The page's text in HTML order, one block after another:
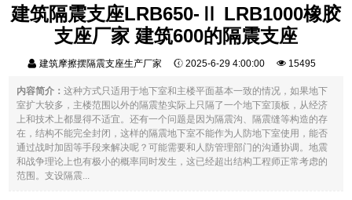
建筑隔震支座LRB650-Ⅱ LRB1000橡胶
支座厂家 建筑600的隔震支座
建筑摩擦摆隔震支座生产厂家 2025-6-29 4:00:00 15495
内容简介：这种方式只适用于地下室和主楼平面基本一致的情况，如果地下
室扩大较多，主楼范围以外的隔震垫实际上只隔了一个地下室顶板，从经济
上和技术上都显得不适宜。还有一个问题是因为隔震沟、隔震缝等构造的存
在，结构不能完全封闭，这样的隔震地下室不能作为人防地下室使用，能否
通过战时加固等手段来解决呢？可能需要和人防管理部门的沟通协调。地震
和战争理论上也有极小的概率同时发生，这已经超出结构工程师正常考虑的
范围。支设隔震...